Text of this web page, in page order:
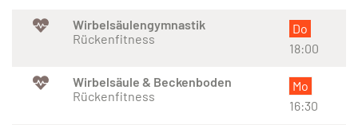
Wirbelsäulengymnastik
Rückenfitness
Do
18:00
Wirbelsäule & Beckenboden
Rückenfitness
Mo
16:30